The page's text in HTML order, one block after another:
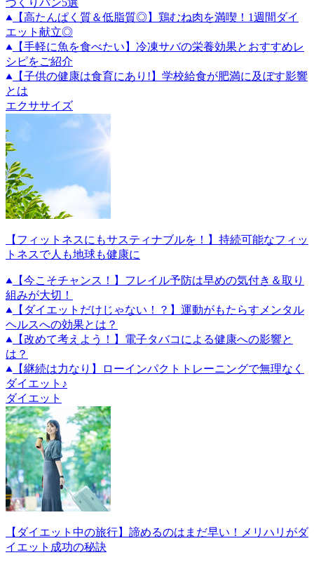
づくりパン5選
【高たんぱく質＆低脂質◎】鶏むね肉を満喫！1週間ダイ
エット献立◎
【手軽に魚を食べたい】冷凍サバの栄養効果とおすすめレ
シピをご紹介
【子供の健康は食育にあり!】学校給食が肥満に及ぼす影響
とは
エクササイズ
【フィットネスにもサスティナブルを！】持続可能なフィッ
トネスで人も地球も健康に
【今こそチャンス！】フレイル予防は早めの気付き＆取り
組みが大切！
【ダイエットだけじゃない！？】運動がもたらすメンタル
ヘルスへの効果とは？
【改めて考えよう！】電子タバコによる健康への影響と
は？
【継続は力なり】ローインパクトトレーニングで無理なく
ダイエット♪
ダイエット
【ダイエット中の旅行】諦めるのはまだ早い！メリハリがダ
イエット成功の秘訣